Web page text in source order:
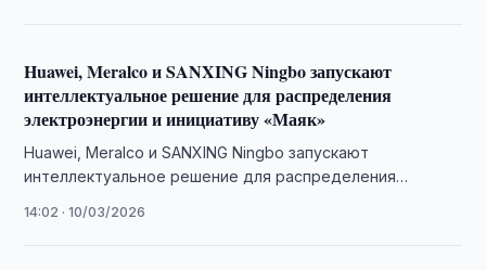
Huawei, Meralco и SANXING Ningbo запускают
интеллектуальное решение для распределения
электроэнергии и инициативу «Маяк»
Huawei, Meralco и SANXING Ningbo запускают
интеллектуальное решение для распределения
14:02 · 10/03/2026